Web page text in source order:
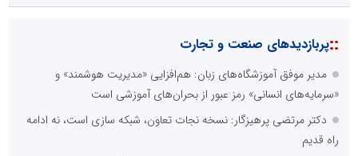
::پربازدیدهای صنعت و تجارت
مدیر موفق آموزشگاه‌های زبان: هم‌افزایی «مدیریت هوشمند» و
«سرمایه‌های انسانی» رمز عبور از بحران‌های آموزشی است
دکتر مرتضی پرهیزگار: نسخه نجات تعاون، شبکه سازی است، نه ادامه
راه قدیم